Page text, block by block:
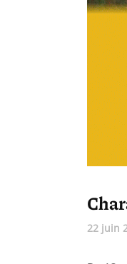
22 juin